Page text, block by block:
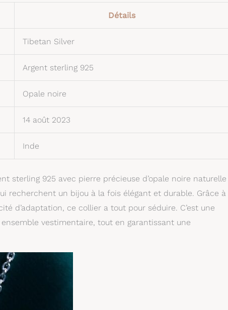
Détails
Tibetan Silver
Argent sterling 925
Opale noire
14 août 2023
Inde
sterling 925 avec pierre précieuse d’opale noire naturelle
recherchent un bijou à la fois élégant et durable. Grâce à
d’adaptation, ce collier a tout pour séduire. C’est une
vestimentaire, tout en garantissant une